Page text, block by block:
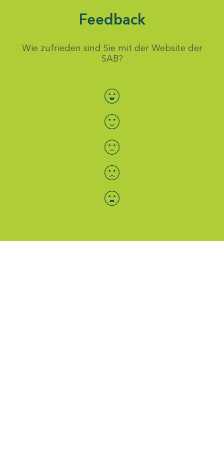
Feedback
Wie zufrieden sind Sie mit der Website der
SAB?
Bewertung auswählen